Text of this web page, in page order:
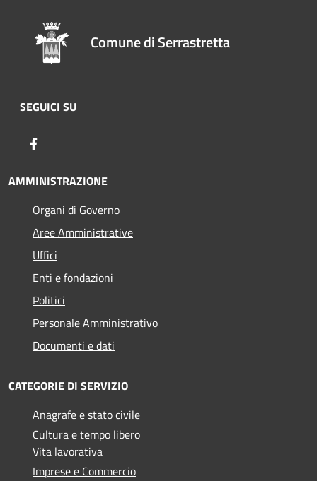
Comune di Serrastretta
SEGUICI SU
AMMINISTRAZIONE
Organi di Governo
Aree Amministrative
Uffici
Enti e fondazioni
Politici
Personale Amministrativo
Documenti e dati
CATEGORIE DI SERVIZIO
Anagrafe e stato civile
Cultura e tempo libero
Vita lavorativa
Imprese e Commercio